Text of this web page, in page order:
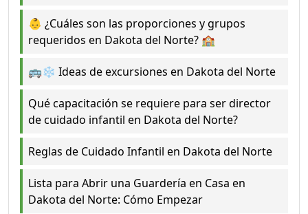
👶 ¿Cuáles son las proporciones y grupos
requeridos en Dakota del Norte? 🏫
🚌❄️ Ideas de excursiones en Dakota del Norte
Qué capacitación se requiere para ser director
de cuidado infantil en Dakota del Norte?
Reglas de Cuidado Infantil en Dakota del Norte
Lista para Abrir una Guardería en Casa en
Dakota del Norte: Cómo Empezar